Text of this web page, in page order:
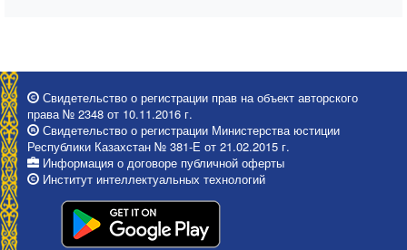
Свидетельство о регистрации прав на объект авторского
права № 2348 от 10.11.2016 г.
Свидетельство о регистрации Министерства юстиции
Республики Казахстан № 381-Е от 21.02.2015 г.
Информация о договоре публичной оферты
Институт интеллектуальных технологий